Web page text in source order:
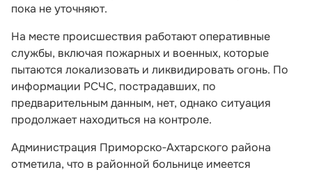
пока не уточняют.
На месте происшествия работают оперативные
службы, включая пожарных и военных, которые
пытаются локализовать и ликвидировать огонь. По
информации РСЧС, пострадавших, по
предварительным данным, нет, однако ситуация
продолжает находиться на контроле.
Администрация Приморско‑Ахтарского района
отметила, что в районной больнице имеется